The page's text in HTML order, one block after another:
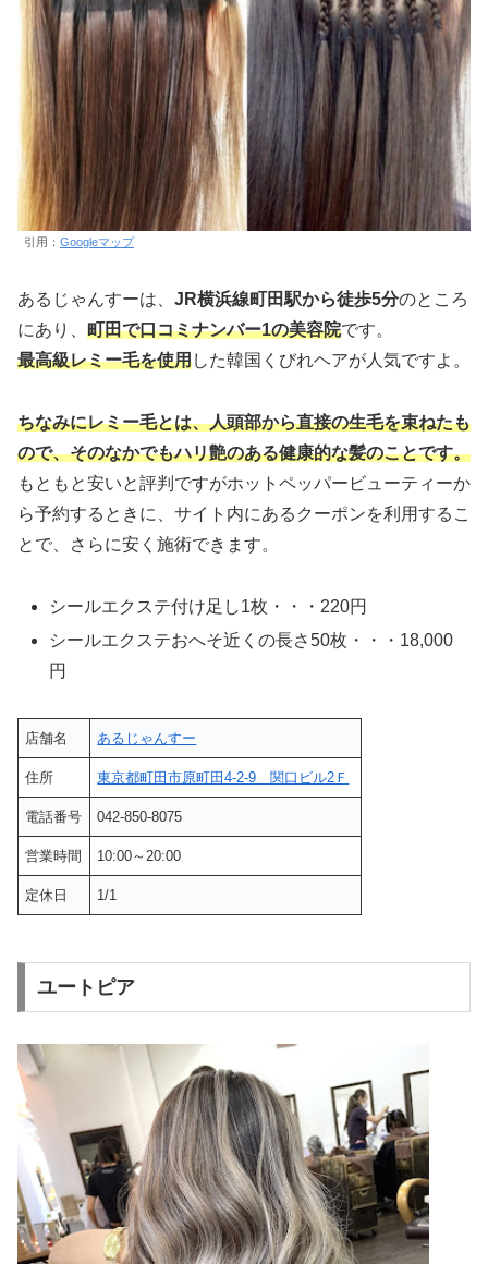
引用： Googleマップ
あるじゃんすーは、 JR横浜線町田駅から徒歩5分のところ
にあり、 町田で口コミナンバー1の美容院です。
最高級レミー毛を使用した韓国くびれヘアが人気ですよ。
ちなみにレミー毛とは、人頭部から直接の生毛を束ねたも
ので、そのなかでもハリ艶のある健康的な髪のことです。
もともと安いと評判ですがホットペッパービューティーか
ら予約するときに、サイト内にあるクーポンを利用するこ
とで、さらに安く施術できます。
シールエクステ付け足し1枚・・・220円
シールエクステおへそ近くの長さ50枚・・・18,000
円
店舗名 あるじゃんすー
住所 東京都町田市原町田4-2-9 関口ビル2Ｆ
電話番号 042-850-8075
営業時間 10:00～20:00
定休日 1/1
ユートピア